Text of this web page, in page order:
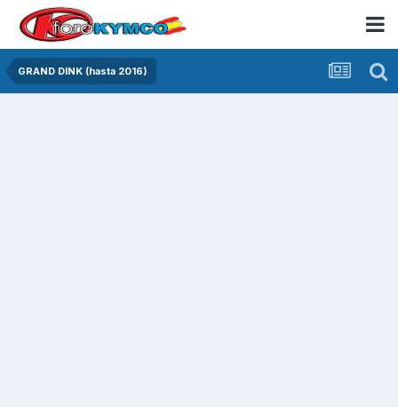
GRAND DINK (hasta 2016)